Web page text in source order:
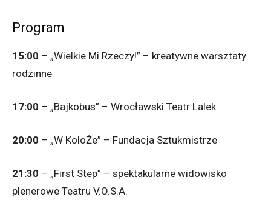
Program
15:00 – „Wielkie Mi Rzeczy!” – kreatywne warsztaty
rodzinne
17:00 – „Bajkobus” – Wrocławski Teatr Lalek
20:00 – „W KoloŻe” – Fundacja Sztukmistrze
21:30 – „First Step” – spektakularne widowisko
plenerowe Teatru V.O.S.A.